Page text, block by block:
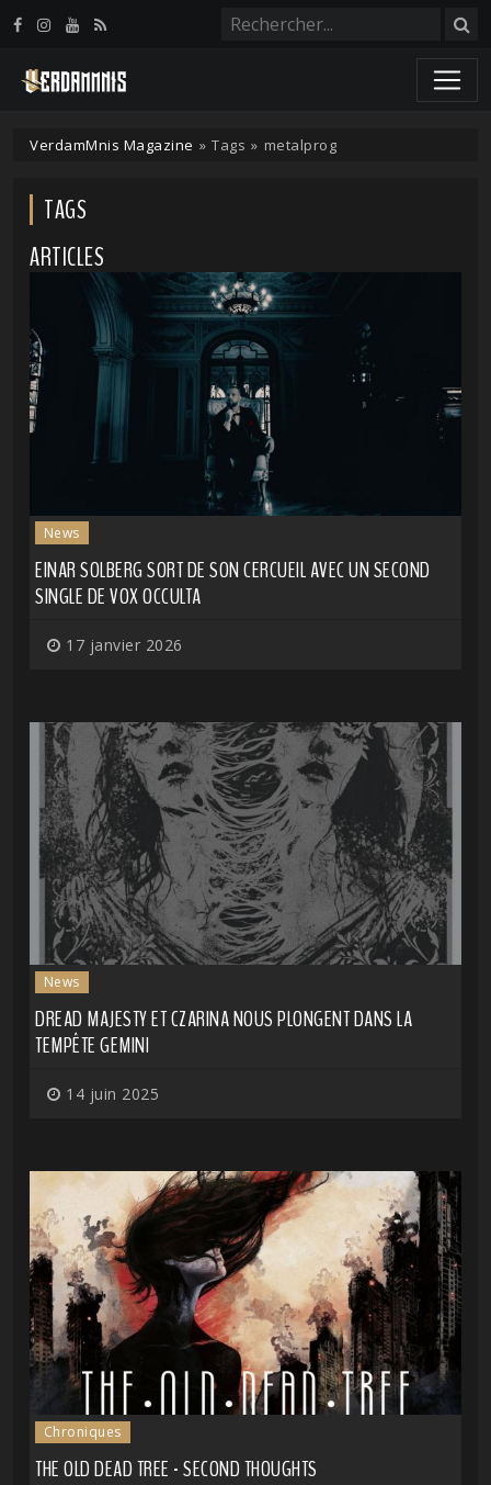
VerdamMnis Magazine » Tags » metalprog
TAGS
ARTICLES
News
EINAR SOLBERG SORT DE SON CERCUEIL AVEC UN SECOND
SINGLE DE VOX OCCULTA
17 janvier 2026
News
DREAD MAJESTY ET CZARINA NOUS PLONGENT DANS LA
TEMPÊTE GEMINI
14 juin 2025
Chroniques
THE OLD DEAD TREE - SECOND THOUGHTS
Panneau de gestion des cookies